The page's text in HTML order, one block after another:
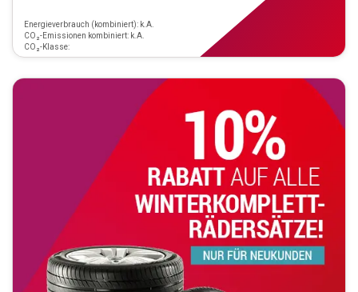
Energieverbrauch (kombiniert): k.A.
CO₂-Emissionen kombiniert: k.A.
CO₂-Klasse: